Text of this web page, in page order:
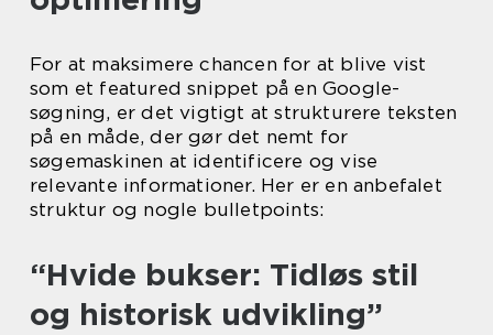
For at maksimere chancen for at blive vist
som et featured snippet på en Google-
søgning, er det vigtigt at strukturere teksten
på en måde, der gør det nemt for
søgemaskinen at identificere og vise
relevante informationer. Her er en anbefalet
struktur og nogle bulletpoints:
“Hvide bukser: Tidløs stil
og historisk udvikling”